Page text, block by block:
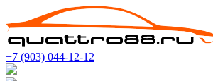
+7 (903) 044-12-12